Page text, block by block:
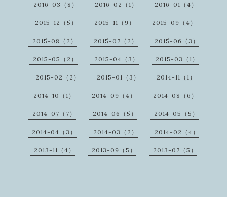
2016-03（8） 2016-02（1） 2016-01（4）
2015-12（5） 2015-11（9） 2015-09（4）
2015-08（2） 2015-07（2） 2015-06（3）
2015-05（2） 2015-04（3） 2015-03（1）
2015-02（2） 2015-01（3） 2014-11（1）
2014-10（1） 2014-09（4） 2014-08（6）
2014-07（7） 2014-06（5） 2014-05（5）
2014-04（3） 2014-03（2） 2014-02（4）
2013-11（4） 2013-09（5） 2013-07（5）